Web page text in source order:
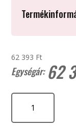
62 393 Ft
62
STAUB
Cocotte